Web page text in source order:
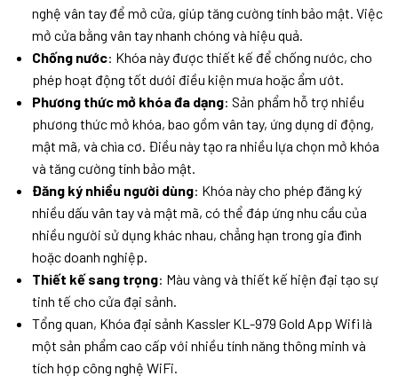
nghệ vân tay để mở cửa, giúp tăng cường tính bảo mật. Việc
mở cửa bằng vân tay nhanh chóng và hiệu quả.
Chống nước: Khóa này được thiết kế để chống nước, cho
phép hoạt động tốt dưới điều kiện mưa hoặc ẩm ướt.
Phương thức mở khóa đa dạng: Sản phẩm hỗ trợ nhiều
phương thức mở khóa, bao gồm vân tay, ứng dụng di động,
mật mã, và chìa cơ. Điều này tạo ra nhiều lựa chọn mở khóa
và tăng cường tính bảo mật.
Đăng ký nhiều người dùng: Khóa này cho phép đăng ký
nhiều dấu vân tay và mật mã, có thể đáp ứng nhu cầu của
nhiều người sử dụng khác nhau, chẳng hạn trong gia đình
hoặc doanh nghiệp.
Thiết kế sang trọng: Màu vàng và thiết kế hiện đại tạo sự
tinh tế cho cửa đại sảnh.
Tổng quan, Khóa đại sảnh Kassler KL-979 Gold App Wifi là
một sản phẩm cao cấp với nhiều tính năng thông minh và
tích hợp công nghệ WiFi.